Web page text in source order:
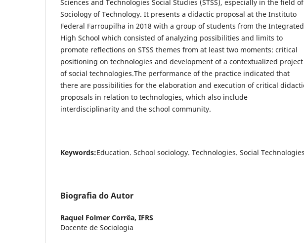
Sciences and Technologies Social Studies (STSS), especially in the field of
Sociology of Technology. It presents a didactic proposal at the Instituto
Federal Farroupilha in 2018 with a group of students from the Integrated
High School which consisted of analyzing possibilities and limits to
promote reflections on STSS themes from at least two moments: critical
positioning on technologies and development of a contextualized project
of social technologies.The performance of the practice indicated that
there are possibilities for the elaboration and execution of critical
proposals in relation to technologies, which also include
interdisciplinarity and the school community.
Keywords:Education. School sociology. Technologies. Social
Biografia do Autor
Raquel Folmer Corrêa, IFRS
Docente de Sociologia